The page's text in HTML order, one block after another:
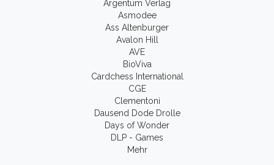
Argentum Verlag
Asmodee
Ass Altenburger
Avalon Hill
AVE
BioViva
Cardchess International
CGE
Clementoni
Dausend Dode Drolle
Days of Wonder
DLP - Games
Mehr